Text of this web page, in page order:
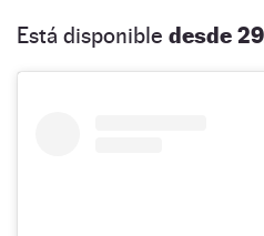
Está disponible desde